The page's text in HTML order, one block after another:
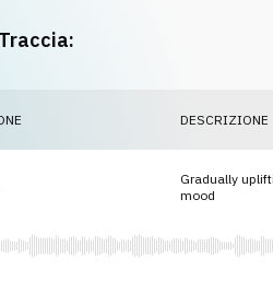
DESCRIZIONE
Gradually
mood